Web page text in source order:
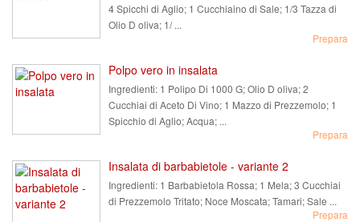
4 Spicchi di Aglio; 1 Cucchiaino di Sale; 1/3 Tazza di
Olio D oliva; 1/ ...
Prepara
Polpo vero in insalata
Ingredienti: 1 Polipo Di 1000 G; Olio D oliva; 2
Cucchiai di Aceto Di Vino; 1 Mazzo di Prezzemolo; 1
Spicchio di Aglio; Acqua; ...
Prepara
Insalata di barbabietole - variante 2
Ingredienti: 1 Barbabietola Rossa; 1 Mela; 3 Cucchiai
di Prezzemolo Tritato; Noce Moscata; Tamari; Sale ...
Prepara